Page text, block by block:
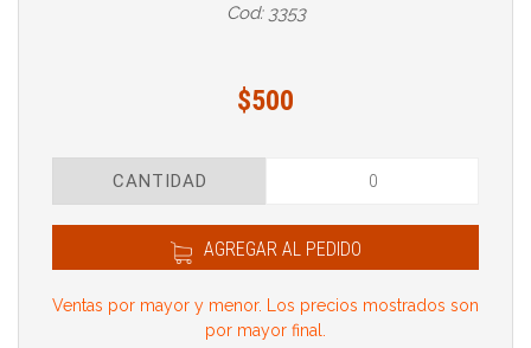
Cod: 3353
$500
CANTIDAD
AGREGAR AL PEDIDO
Ventas por mayor y menor. Los precios mostrados son
por mayor final.